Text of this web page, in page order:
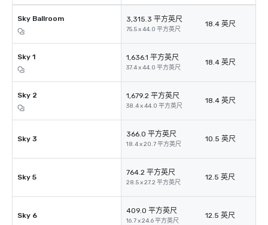
Sky Ballroom 3,315.3 平方英尺
75.5 x 44.0 平方英尺
18.4 英尺
Sky 1 1,636.1 平方英尺
37.4 x 44.0 平方英尺
18.4 英尺
Sky 2 1,679.2 平方英尺
38.4 x 44.0 平方英尺
18.4 英尺
Sky 3
366.0 平方英尺
18.4 x 20.7 平方英尺
10.5 英尺
Sky 5
764.2 平方英尺
28.5 x 27.2 平方英尺
12.5 英尺
Sky 6
409.0 平方英尺
16.7 x 24.6 平方英尺
12.5 英尺